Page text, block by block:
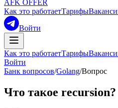
AFK OFFER
Как это работаетТарифы
Войти
Как это работаетТарифы
Войти
Банк вопросов/Golang/Вопрос
Что такое recursion?